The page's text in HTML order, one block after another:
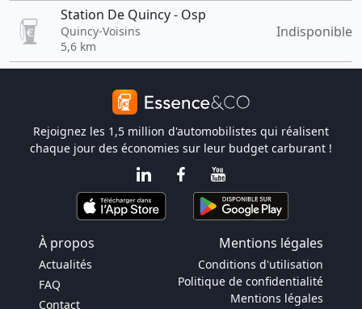
Station De Quincy - Osp
Quincy-Voisins
5,6 km
Indisponible
Rejoignez les 1,5 million d'automobilistes qui réalisent
chaque jour des économies sur leur budget carburant !
À propos Mentions légales
Actualités
FAQ
Contact
Conditions d'utilisation
Politique de confidentialité
Mentions légales